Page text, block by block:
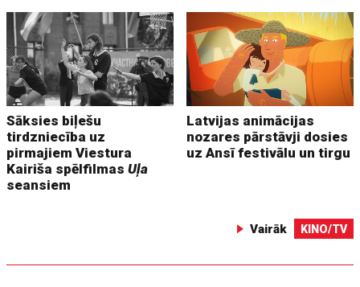
Sāksies biļešu
tirdzniecība uz
pirmajiem Viestura
Kairiša spēlfilmasUļa
seansiem
Latvijas animācijas
nozares pārstāvji dosies
uz Ansī festivālu un tirgu
Vairāk KINO/TV